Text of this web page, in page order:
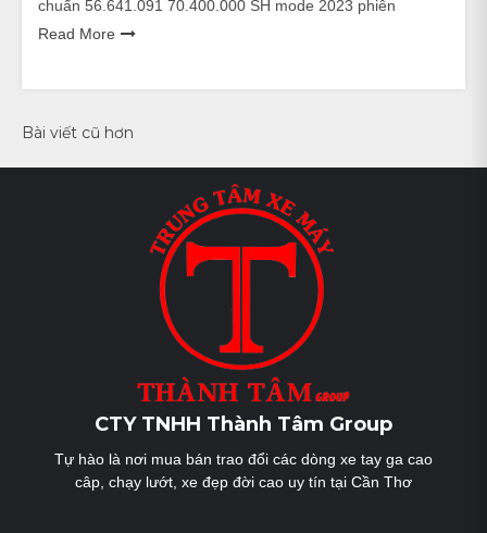
chuẩn 56.641.091 70.400.000 SH mode 2023 phiên
Read More
Điều
Bài viết cũ hơn
CTY TNHH Thành Tâm Group
Tự hào là nơi mua bán trao đổi các dòng xe tay ga cao
câp, chạy lướt, xe đẹp đời cao uy tín tại Cần Thơ